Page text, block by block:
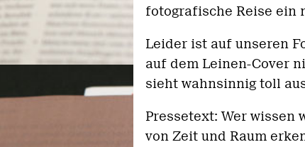
fotografische Reise ein
Leider ist auf unseren
auf dem Leinen-Cover
sieht wahnsinnig toll
Pressetext: Wer wissen
von Zeit und Raum